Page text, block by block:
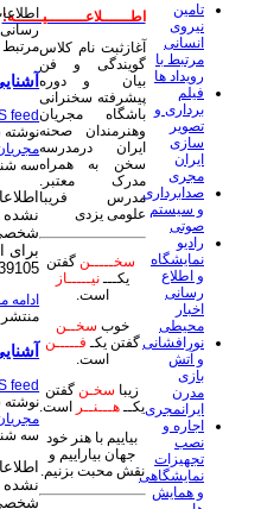
مرتبط
feed
سه شنبه, 07 خرداد
برای
feed
سه شنبه, 07 خرداد
اطــــــلاعــــــــیــــــه:
آغازثبت نام کلاس
گویندگی و فن
بیان و دوره
پیشرفته سخنرانی
باشگاه مجریان
وهنرمندان صحنه
ایران درمدرسه
سخن به همراه
مدرک معتبر.
مدرس فریبا
علومی یزدی
سخـــــن گفتن
یکـــنیـــــاز
است.
خوب سخــن
گفتن یکـ فـــــن
است.
زیبا سخـنگفتن
یکــهـــنــر
است.
بیاییم با هنر خود
جهان بیاراییم و
نقش محبت بزنیم.
تامین
نیروی
انسانی
مرتبط با
رویداد ها
فیلم
برداری و
تصویر
سازی
ایران
مجری
صدابرداری
و سیستم
صوتی
رادیو
نمایشگاه
و اطلاع
رسانی
اخبار
محیطی
نورافشانی
و آتش
بازی
مدرن
ایرانمجری
اجاره و
نصب
تجهیزات
نمایشگاهی
و همایش